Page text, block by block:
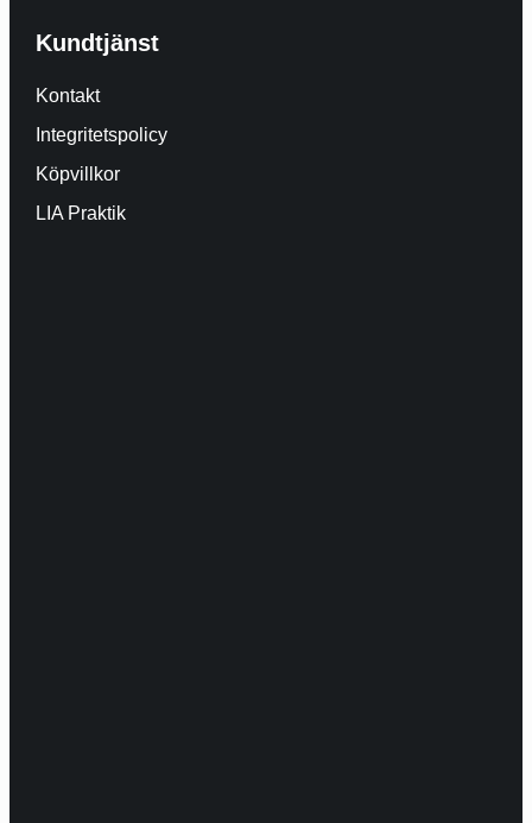
Kundtjänst
Kontakt
Integritetspolicy
Köpvillkor
LIA Praktik